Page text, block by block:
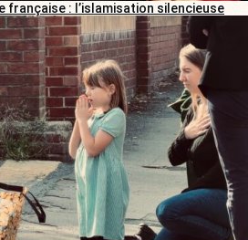
française : l’islamisation silencieuse